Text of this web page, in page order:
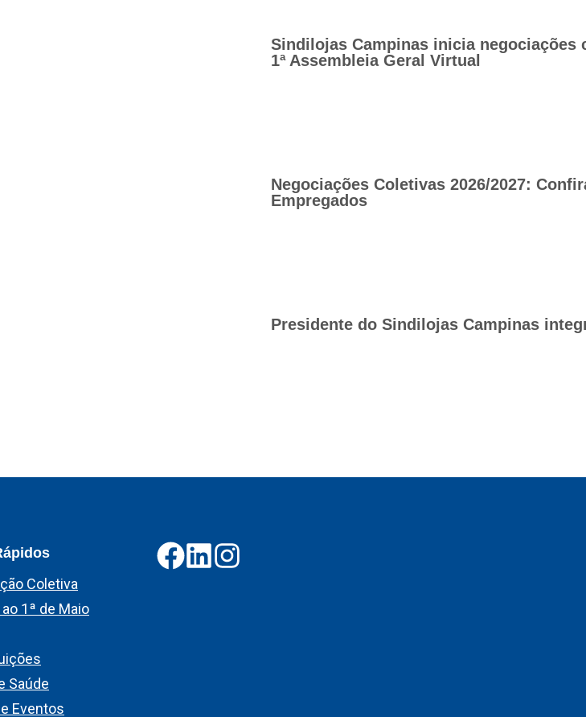
Sindilojas Campinas inicia negociações
1ª Assembleia Geral Virtual
Negociações Coletivas 2026/2027:
Empregados
Presidente do Sindilojas Campinas
Coletiva
1ª de Maio
Saúde
Eventos